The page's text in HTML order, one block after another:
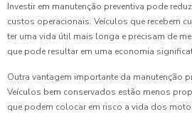
Investir em manutenção preventiva pode
custos operacionais. Veículos que recebem
ter uma vida útil mais longa e precisam de
que pode resultar em uma economia
Outra vantagem importante da manutenção
Veículos bem conservados estão menos
que podem colocar em risco a vida dos